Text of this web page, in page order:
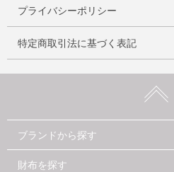
プライバシーポリシー
特定商取引法に基づく表記
ブランドから探す
財布を探す